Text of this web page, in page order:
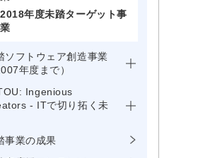
2018年度未踏ターゲット事
業
ソフトウェア創造事業
年度まで）
Ingenious
- ITで切り拓く未
事業の成果